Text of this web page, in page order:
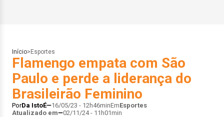
Início> Esportes
Flamengo empata com São
Paulo e perde a liderança do
Brasileirão Feminino
PorDa IstoÉ 16/05/23 - 12h46minEmEsportes
Atualizado em
02/11/24 - 11h01min